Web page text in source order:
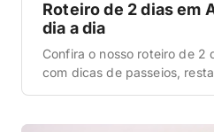
Roteiro de 2 dias em
dia a dia
Confira o nosso roteiro de 2
com dicas de passeios,